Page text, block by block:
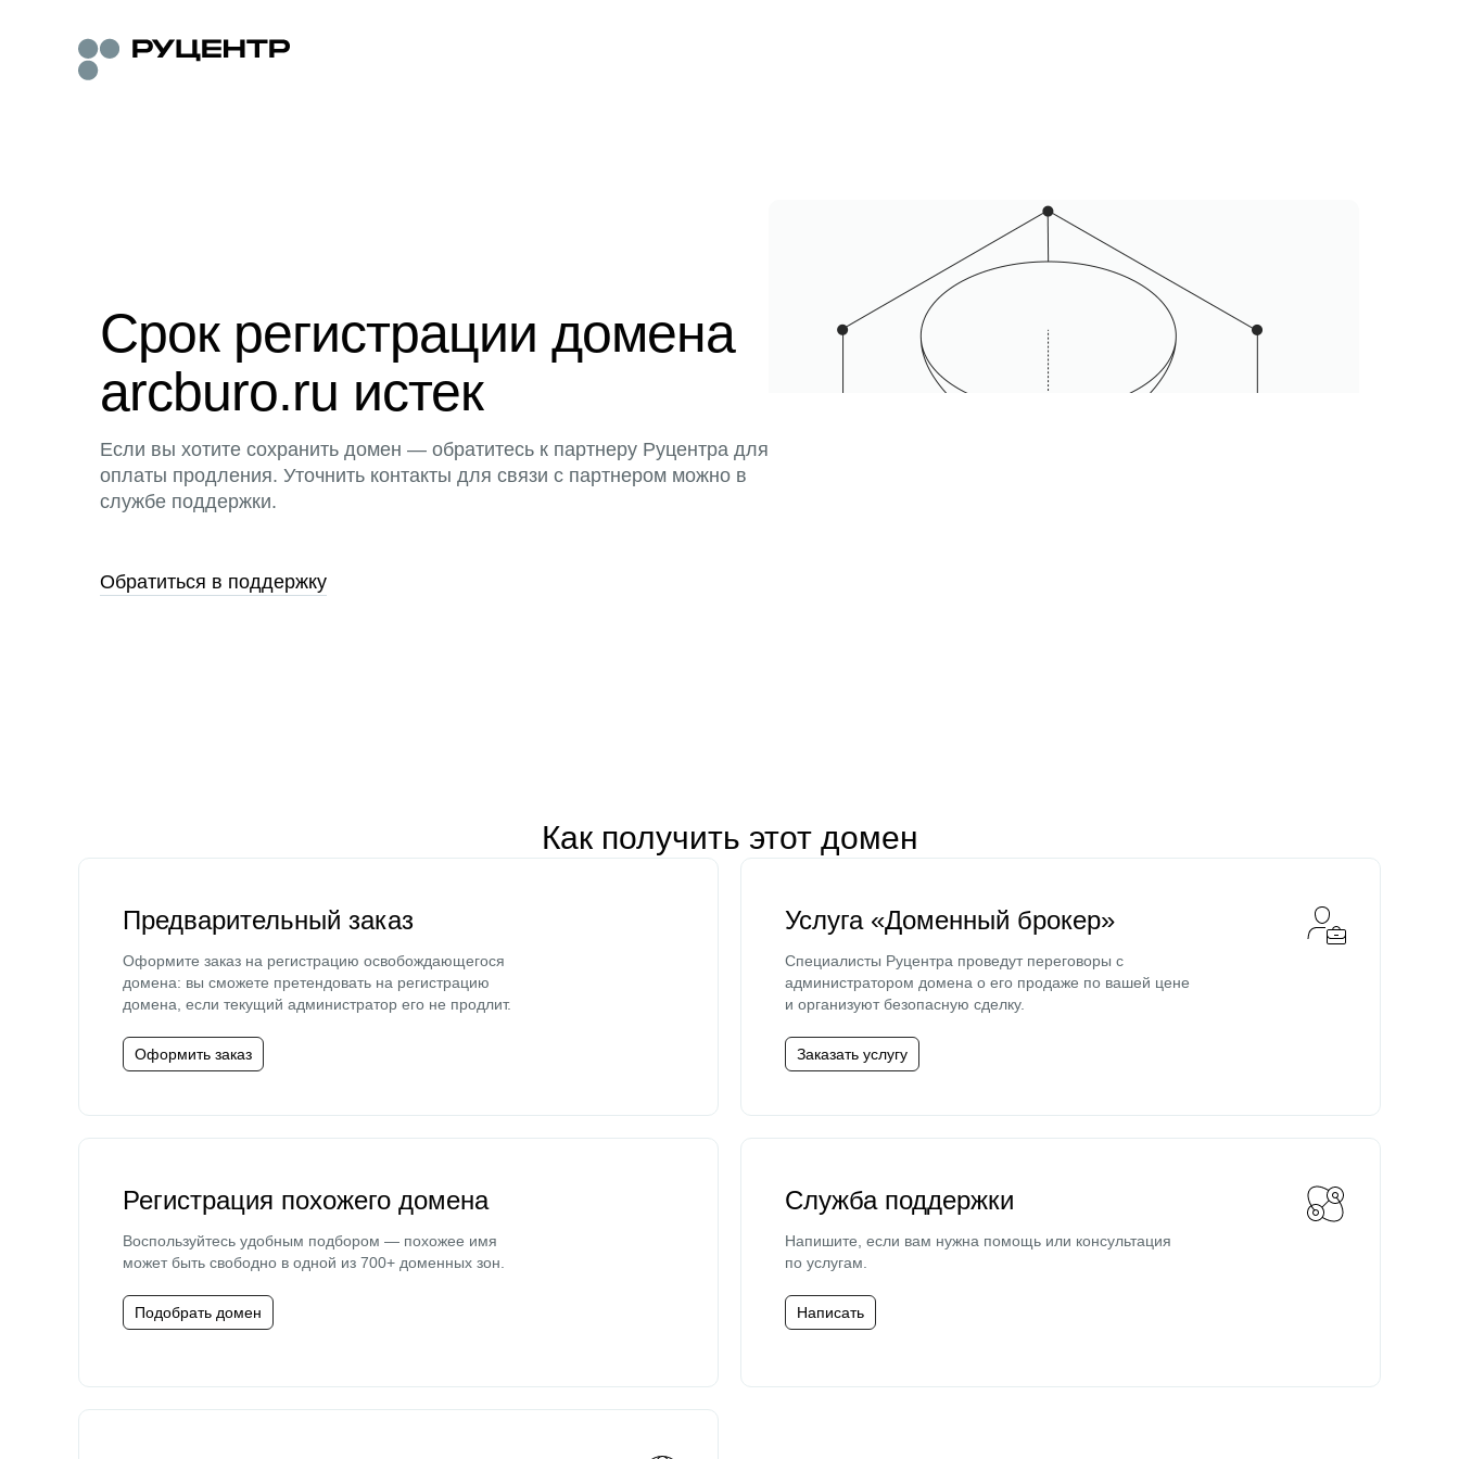
Срок регистрации домена
arcburo.ru истек
Если вы хотите сохранить домен — обратитесь к партнеру Руцентра для
оплаты продления. Уточнить контакты для связи с партнером можно в
службе поддержки.
Обратиться в поддержку
Как получить этот домен
Предварительный заказ
Оформите заказ на регистрацию освобождающегося
домена: вы сможете претендовать на регистрацию
домена, если текущий администратор его не продлит.
Оформить заказ
Услуга «Доменный брокер»
Специалисты Руцентра проведут переговоры с
администратором домена о его продаже по вашей цене
и организуют безопасную сделку.
Заказать услугу
Регистрация похожего домена
Воспользуйтесь удобным подбором — похожее имя
может быть свободно в одной из 700+ доменных зон.
Подобрать домен
Служба поддержки
Напишите, если вам нужна помощь или консультация
по услугам.
Написать